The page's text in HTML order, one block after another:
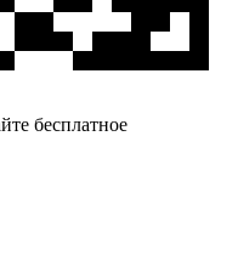
бесплатное